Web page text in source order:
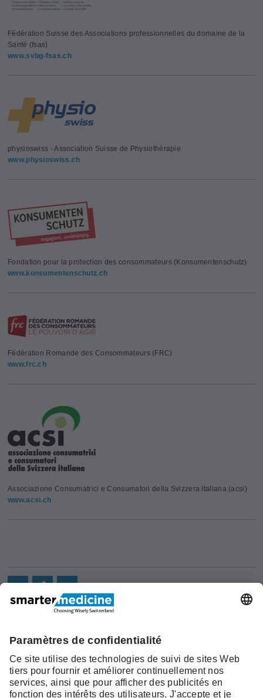
Fédération Suisse des Associations professionnelles du domaine de la
Santé (fsas)
www.svbg-fsas.ch
physioswiss - Association Suisse de Physiothérapie
www.physioswiss.ch
Fondation pour la protection des consommateurs (Konsumentenschutz)
www.konsumentenschutz.ch
Fédération Romande des Consommateurs (FRC)
www.frc.ch
Associazione Consumatrici e Consumatori della Svizzera Italiana (acsi)
www.acsi.ch
smarter
medicine?
Liste Top 5
Recherche
Contact
c/o Société Suisse de Médécine
Interne Générale
Monbijoustrasse 43, Case postale,
3001 Berne
Tél. +41 31 370 40 00, Fax +41 31